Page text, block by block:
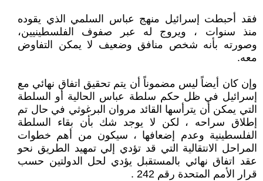
فقد أحبطت إسرائيل منهج عباس السلمي الذي يقوده
منذ سنوات ، ويروج له عبر صفوف الفلسطينيين،
وصورته بأنه شخص منافق وضعيف لا يمكن التفاوض
معه.
وإن كان أيضاً ليس مضموناً أن يتم تحقيق اتفاق نهائي مع
إسرائيل في ظل حكم سلطة عباس الحالية أو السلطة
التي يمكن أن يترأسها القائد مروان البرغوثي في حال تم
إطلاق سراحه ، لكن لا يوجد شك بأن بقاء السلطة
الفلسطينية وعدم إضعافها ، سيكون من أهم خطوات
المراحل الانتقالية التي قد تؤدي إلي تمهيد الطريق نحو
عقد اتفاق نهائي بالمستقبل يؤدي لحل الدولتين حسب
قرار الأمم المتحدة رقم 242 .